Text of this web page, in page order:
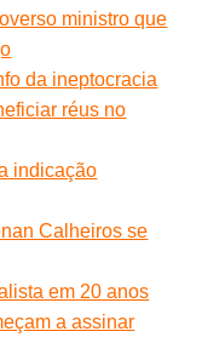
ministro que
da ineptocracia
réus no
indicação
Calheiros se
em 20 anos
a assinar